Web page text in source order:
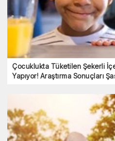
Çocuklukta Tüketilen Şekerli
Yapıyor! Araştırma Sonuçları